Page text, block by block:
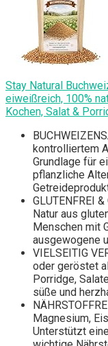
Stay Natural
eiweißreich, 100%
Kochen, Salat &
kontrolliertem
Grundlage für
pflanzliche
GLUTENFREI
Natur aus
Menschen mit
ausgewogene
VIELSEITIG
oder geröstet
Porridge,
süße und
Magnesium,
Unterstützt